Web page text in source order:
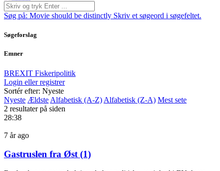
Søg på: Movie should be distinctly Skriv et søgeord i søgefeltet.
Søgeforslag
Emner
BREXIT Fiskeripolitik
Login eller registrer
Sortér efter: Nyeste
Nyeste Ældste Alfabetisk (A-Z) Alfabetisk (Z-A) Mest sete
2 resultater på siden
28:38
7 år ago
Gastruslen fra Øst (1)